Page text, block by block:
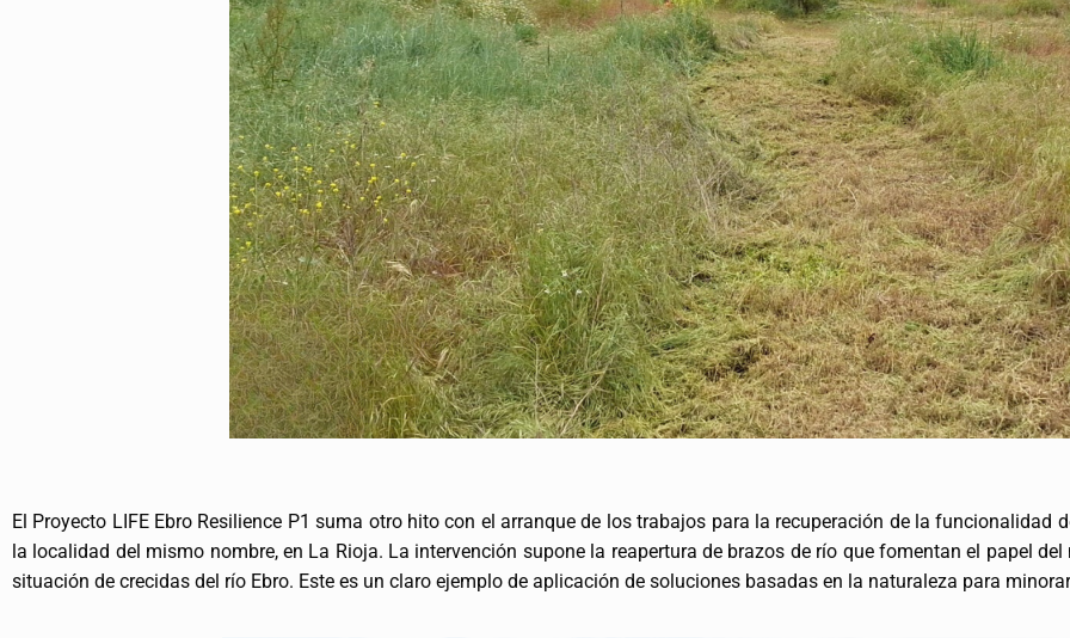
El Proyecto LIFE Ebro Resilience P1 suma otro hito con el arranque de los trabajos para la recuperación de la funcionalidad
la localidad del mismo nombre, en La Rioja. La intervención supone la reapertura de brazos de río que fomentan el papel
situación de crecidas del río Ebro. Este es un claro ejemplo de aplicación de soluciones basadas en la naturaleza para